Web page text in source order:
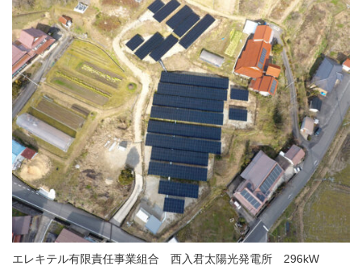
エレキテル有限責任事業組合 西入君太陽光発電所 296kW